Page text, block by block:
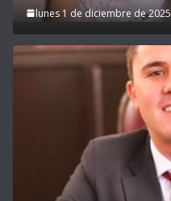
lunes 1 de diciembre de 2025